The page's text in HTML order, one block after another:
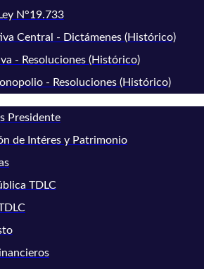
N°19.733
Central - Dictámenes (Histórico)
- Resoluciones (Histórico)
- Resoluciones (Histórico)
Presidente
de Intéres y Patrimonio
TDLC